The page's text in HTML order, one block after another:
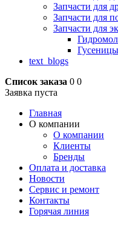
Запчасти для
Запчасти для
Запчасти для
Гусеницы
text_blogs
Список заказа 0 0
Заявка пуста
Главная
О компании
О компании
Клиенты
Бренды
Оплата и доставка
Новости
Сервис и ремонт
Контакты
Горячая линия